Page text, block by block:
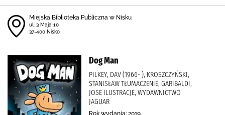
Miejska Biblioteka Publiczna w Nisku
ul. 3 Maja 10
37-400 Nisko
Dog Man
PILKEY, DAV (1966- ), KROSZCZYŃSKI,
STANISŁAW TŁUMACZENIE, GARIBALDI,
JOSE ILUSTRACJE, WYDAWNICTWO
JAGUAR
Rok wydania: 2019.